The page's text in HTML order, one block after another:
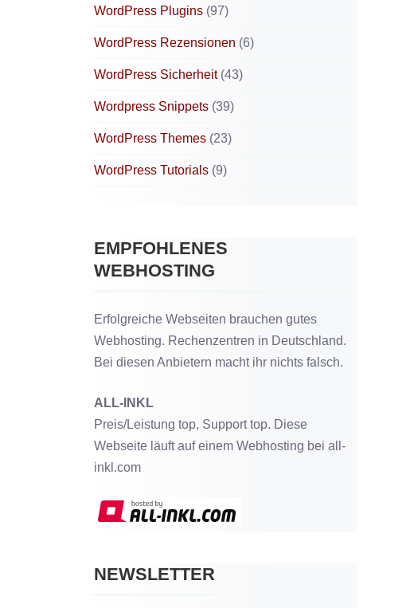
WordPress Plugins (97)
WordPress Rezensionen (6)
WordPress Sicherheit(43)
Wordpress Snippets (39)
WordPress Themes (23)
WordPress Tutorials (9)
EMPFOHLENES
WEBHOSTING
Erfolgreiche Webseiten brauchen gutes
Webhosting. Rechenzentren in Deutschland.
Bei diesen Anbietern macht ihr nichts falsch.
ALL-INKL
Preis/Leistung top, Support top. Diese
Webseite läuft auf einem Webhosting bei all-
inkl.com
NEWSLETTER